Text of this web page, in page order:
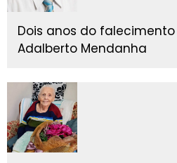
Dois anos do
Adalberto Mendanha